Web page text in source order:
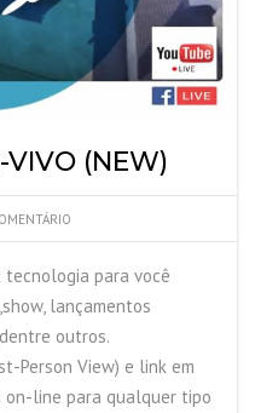
VIVO (NEW)
tecnologia para você
lançamentos
outros.
Person View) e link em
on-line para qualquer tipo